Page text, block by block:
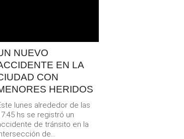
NUEVO
EN LA
CON
HERIDOS
lunes alrededor de las
hs se registró un
de tránsito en la
de...